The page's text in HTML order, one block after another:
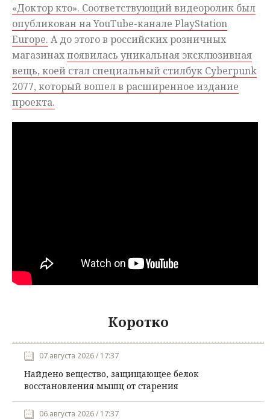
«Доктор кто». Соответствующий видеоролик был
опубликован на YouTube-канале PlayStation
Europe. А до этого в российских розничных
магазинахпоявилась уникальная эксклюзивная
вещь, коей стал специальный стилбук Cyberpunk
2077, который вошел в расширенное издание
проекта.
Коротко
07 августа 2026 / 17:37
Найдено вещество, защищающее белок
восстановления мышц от старения
06 августа 2026 / 17:37